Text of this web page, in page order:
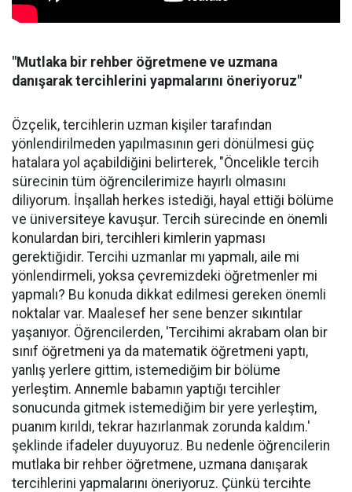
"Mutlaka bir rehber öğretmene ve uzmana
danışarak tercihlerini yapmalarını öneriyoruz"
Özçelik, tercihlerin uzman kişiler tarafından
yönlendirilmeden yapılmasının geri dönülmesi güç
hatalara yol açabildiğini belirterek, "Öncelikle tercih
sürecinin tüm öğrencilerimize hayırlı olmasını
diliyorum. İnşallah herkes istediği, hayal ettiği bölüme
ve üniversiteye kavuşur. Tercih sürecinde en önemli
konulardan biri, tercihleri kimlerin yapması
gerektiğidir. Tercihi uzmanlar mı yapmalı, aile mi
yönlendirmeli, yoksa çevremizdeki öğretmenler mi
yapmalı? Bu konuda dikkat edilmesi gereken önemli
noktalar var. Maalesef her sene benzer sıkıntılar
yaşanıyor. Öğrencilerden, 'Tercihimi akrabam olan bir
sınıf öğretmeni ya da matematik öğretmeni yaptı,
yanlış yerlere gittim, istemediğim bir bölüme
yerleştim. Annemle babamın yaptığı tercihler
sonucunda gitmek istemediğim bir yere yerleştim,
puanım kırıldı, tekrar hazırlanmak zorunda kaldım.'
şeklinde ifadeler duyuyoruz. Bu nedenle öğrencilerin
mutlaka bir rehber öğretmene, uzmana danışarak
tercihlerini yapmalarını öneriyoruz. Çünkü tercihte